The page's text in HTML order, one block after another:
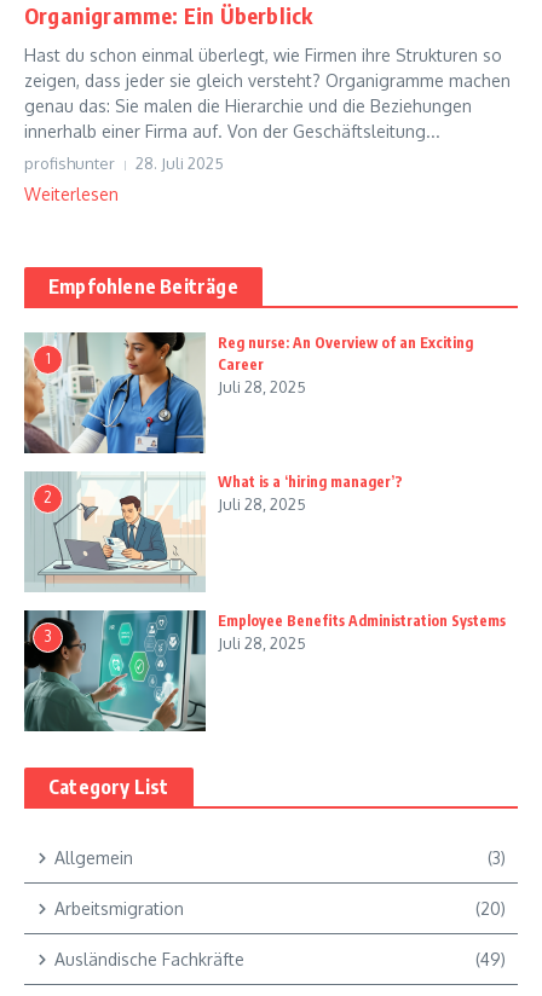
Organigramme: Ein Überblick
Hast du schon einmal überlegt, wie Firmen ihre Strukturen so
zeigen, dass jeder sie gleich versteht? Organigramme machen
genau das: Sie malen die Hierarchie und die Beziehungen
innerhalb einer Firma auf. Von der Geschäftsleitung...
profishunter 28. Juli 2025
Weiterlesen
Empfohlene Beiträge
1
Reg nurse: An Overview of an Exciting
Career
Juli 28, 2025
2
What is a ‘hiring manager’?
Juli 28, 2025
3
Employee Benefits Administration Systems
Juli 28, 2025
Category List
Allgemein (3)
Arbeitsmigration (20)
Ausländische Fachkräfte (49)